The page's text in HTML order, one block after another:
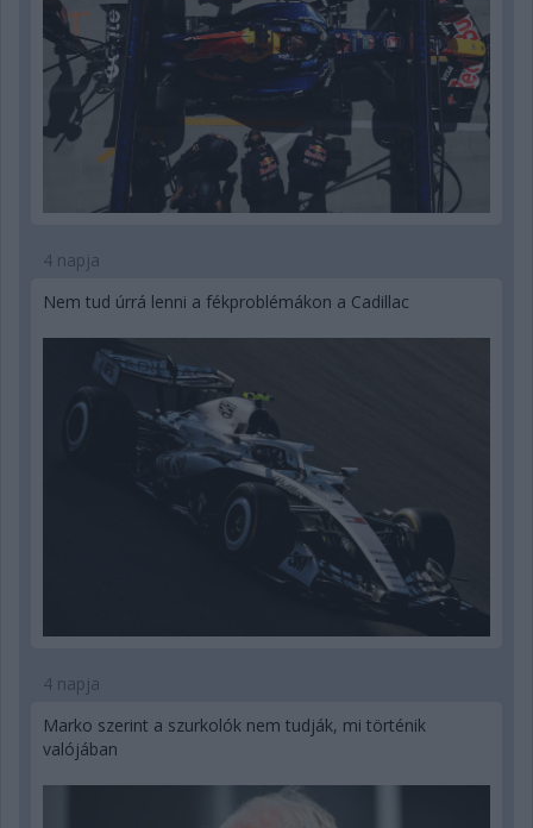
4 napja
Nem tud úrrá lenni a fékproblémákon a Cadillac
4 napja
Marko szerint a szurkolók nem tudják, mi történik
valójában